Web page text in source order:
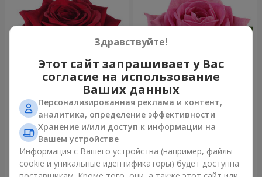
Роза красная (поштучно)
Заказать
Роза розовая (поштучно)
Заказать
Здравствуйте!
Этот сайт запрашивает у Вас
согласие на использование
Ваших данных
Персонализированная реклама и контент,
аналитика, определение эффективности
Хранение и/или доступ к информации на
Вашем устройстве
Информация с Вашего устройства (например, файлы
cookie и уникальные идентификаторы) будет доступна